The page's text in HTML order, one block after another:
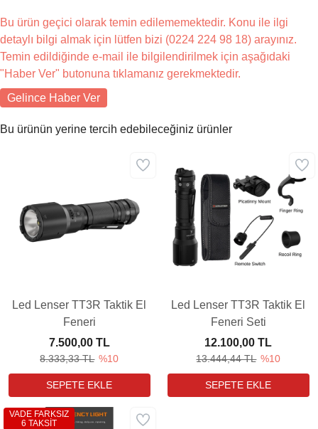
Bu ürün geçici olarak temin edilememektedir. Konu ile ilgi
detaylı bilgi almak için lütfen bizi (0224 224 98 18) arayınız.
Temin edildiğinde e-mail ile bilgilendirilmek için aşağıdaki
"Haber Ver" butonuna tıklamanız gerekmektedir.
Gelince Haber Ver
Bu ürünün yerine tercih edebileceğiniz ürünler
Led Lenser TT3R Taktik El
Feneri
8.333,33 TL %10
7.500,00 TL
Led Lenser TT3R Taktik El
Feneri Seti
13.444,44 TL %10
12.100,00 TL
VADE FARKSIZ
6 TAKSİT